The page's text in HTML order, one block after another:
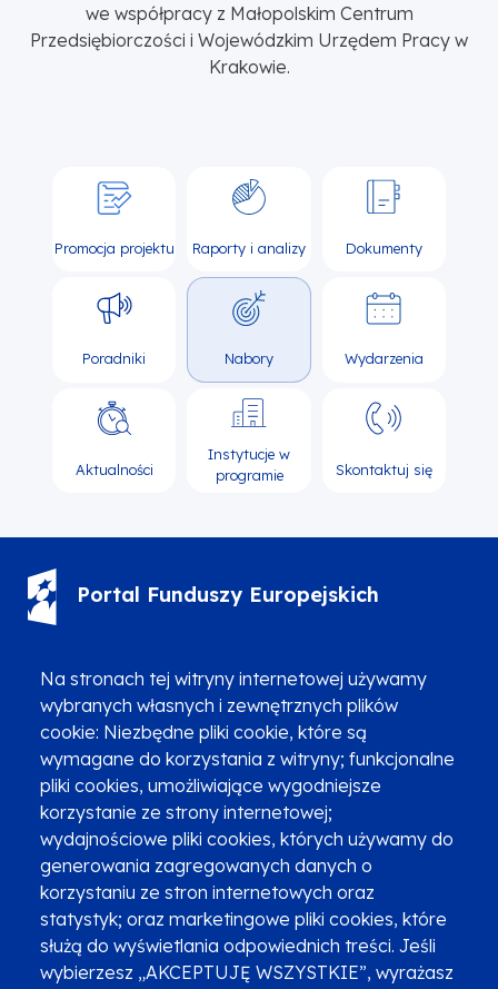
Na stronach tej witryny internetowej używamy
wybranych własnych i zewnętrznych plików
cookie: Niezbędne pliki cookie, które są
wymagane do korzystania z witryny; funkcjonalne
pliki cookies, umożliwiające wygodniejsze
korzystanie ze strony internetowej;
wydajnościowe pliki cookies, których używamy do
generowania zagregowanych danych o
korzystaniu ze stron internetowych oraz
statystyk; oraz marketingowe pliki cookies, które
służą do wyświetlania odpowiednich treści. Jeśli
wybierzesz „AKCEPTUJĘ WSZYSTKIE”, wyrażasz
we współpracy z Małopolskim Centrum
Przedsiębiorczości i Wojewódzkim Urzędem Pracy w
Krakowie.
Promocja projektu Raporty i analizy Dokumenty
Poradniki Nabory Wydarzenia
Aktualności
Instytucje w
programie
Skontaktuj się
Portal Funduszy Europejskich
Zgłoszenia podejrzenia niezgodności z KPP i KPON
Newsletter
Fundusze SMS-em
Najczęściej zadawane pytania
Promocja projektu